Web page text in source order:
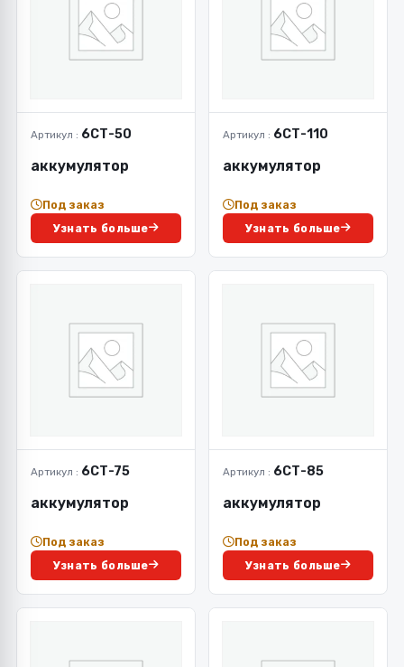
Артикул : 6СТ-50
аккумулятор
Под заказ
Узнать больше
Артикул : 6СТ-110
аккумулятор
Под заказ
Узнать больше
Артикул : 6СТ-75
аккумулятор
Под заказ
Узнать больше
Артикул : 6СТ-85
аккумулятор
Под заказ
Узнать больше